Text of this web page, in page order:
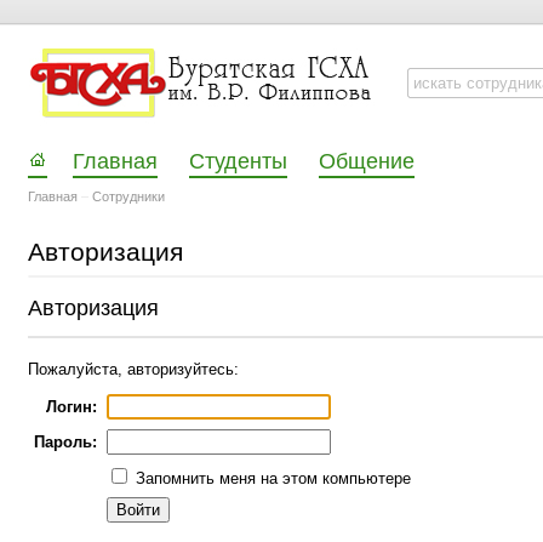
Главная Студенты Общение
Главная Сотрудники
Авторизация
Авторизация
Пожалуйста, авторизуйтесь:
Логин:
Пароль:
Запомнить меня на этом компьютере